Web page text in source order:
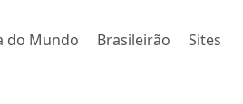
do Mundo Brasileirão Sites